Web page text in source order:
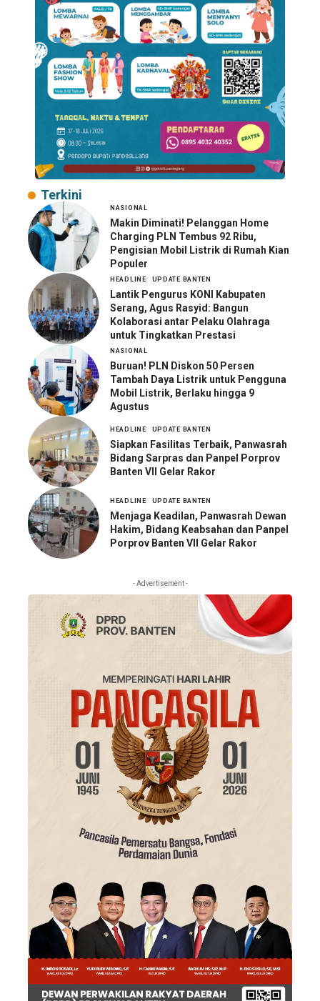
Terkini
NASIONAL
Makin Diminati! Pelanggan Home
Charging PLN Tembus 92 Ribu,
Pengisian Mobil Listrik di Rumah Kian
Populer
HEADLINE UPDATE BANTEN
Lantik Pengurus KONI Kabupaten
Serang, Agus Rasyid: Bangun
Kolaborasi antar Pelaku Olahraga
untuk Tingkatkan Prestasi
NASIONAL
Buruan! PLN Diskon 50 Persen
Tambah Daya Listrik untuk Pengguna
Mobil Listrik, Berlaku hingga 9
Agustus
HEADLINE UPDATE BANTEN
Siapkan Fasilitas Terbaik, Panwasrah
Bidang Sarpras dan Panpel Porprov
Banten VII Gelar Rakor
HEADLINE UPDATE BANTEN
Menjaga Keadilan, Panwasrah Dewan
Hakim, Bidang Keabsahan dan Panpel
Porprov Banten VII Gelar Rakor
- Advertisement -